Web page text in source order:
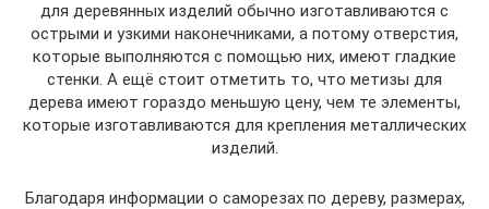
для деревянных изделий обычно изготавливаются с
острыми и узкими наконечниками, а потому отверстия,
которые выполняются с помощью них, имеют гладкие
стенки. А ещё стоит отметить то, что метизы для
дерева имеют гораздо меньшую цену, чем те элементы,
которые изготавливаются для крепления металлических
изделий.
Благодаря информации о саморезах по дереву, размерах,